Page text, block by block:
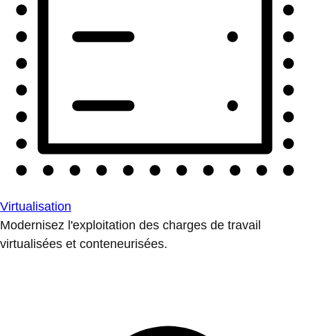
Virtualisation
Modernisez l'exploitation des charges de travail
virtualisées et conteneurisées.